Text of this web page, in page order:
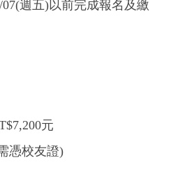
週五)以前完成報名及繳
元
憑校友證)